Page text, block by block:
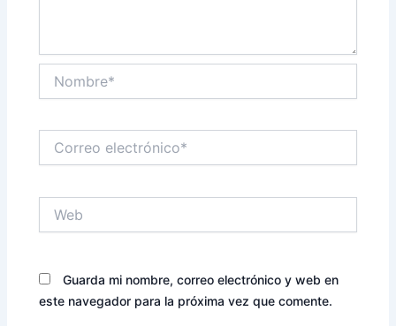
electrónico*
Guarda mi nombre, correo electrónico y web en
este navegador para la próxima vez que comente.